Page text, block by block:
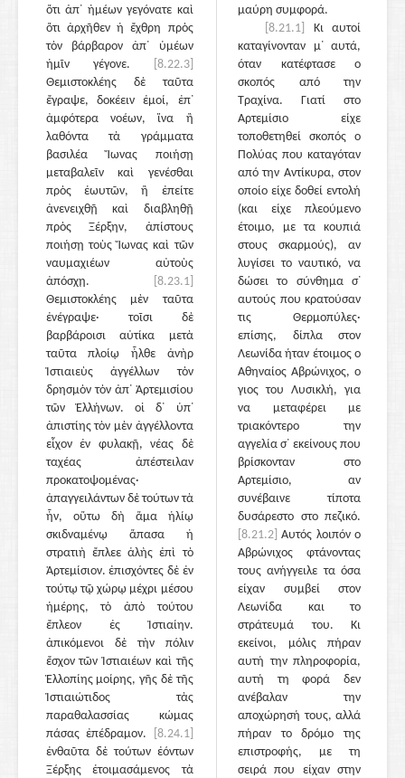
ὅτι ἀπ᾽ ἡμέων γεγόνατε καὶ
ὅτι ἀρχῆθεν ἡ ἔχθρη πρὸς
τὸν βάρβαρον ἀπ᾽ ὑμέων
ἡμῖν γέγονε.
[8.22.3]
Θεμιστοκλέης δὲ ταῦτα
ἔγραψε, δοκέειν ἐμοί, ἐπ᾽
ἀμφότερα νοέων, ἵνα ἢ
λαθόντα τὰ γράμματα
βασιλέα Ἴωνας ποιήσῃ
μεταβαλεῖν καὶ γενέσθαι
πρὸς ἑωυτῶν, ἢ ἐπείτε
ἀνενειχθῇ καὶ διαβληθῇ
πρὸς Ξέρξην, ἀπίστους
ποιήσῃ τοὺς Ἴωνας καὶ τῶν
ναυμαχιέων αὐτοὺς
ἀπόσχῃ.
[8.23.1]
Θεμιστοκλέης μὲν ταῦτα
ἐνέγραψε· τοῖσι δὲ
βαρβάροισι αὐτίκα μετὰ
ταῦτα πλοίῳ ἦλθε ἀνὴρ
Ἱστιαιεὺς ἀγγέλλων τὸν
δρησμὸν τὸν ἀπ᾽ Ἀρτεμισίου
τῶν Ἑλλήνων. οἱ δ᾽ ὑπ᾽
ἀπιστίης τὸν μὲν ἀγγέλλοντα
εἶχον ἐν φυλακῇ, νέας δὲ
ταχέας ἀπέστειλαν
προκατοψομένας·
ἀπαγγειλάντων δὲ τούτων τὰ
ἦν, οὕτω δὴ ἅμα ἡλίῳ
σκιδναμένῳ ἅπασα ἡ
στρατιὴ ἔπλεε ἁλὴς ἐπὶ τὸ
Ἀρτεμίσιον. ἐπισχόντες δὲ ἐν
τούτῳ τῷ χώρῳ μέχρι μέσου
ἡμέρης, τὸ ἀπὸ τούτου
ἔπλεον ἐς Ἱστιαίην.
ἀπικόμενοι δὲ τὴν πόλιν
ἔσχον τῶν Ἱστιαιέων καὶ τῆς
Ἐλλοπίης μοίρης, γῆς δὲ τῆς
Ἱστιαιώτιδος τὰς
παραθαλασσίας κώμας
πάσας ἐπέδραμον.
[8.24.1]
ἐνθαῦτα δὲ τούτων ἐόντων
Ξέρξης ἑτοιμασάμενος τὰ
μαύρη συμφορά.
[8.21.1]
Κι αυτοί
καταγίνονταν μ᾽ αυτά,
όταν κατέφτασε ο
σκοπός από την
Τραχίνα. Γιατί στο
Αρτεμίσιο είχε
τοποθετηθεί σκοπός ο
Πολύας που καταγόταν
από την Αντίκυρα, στον
οποίο είχε δοθεί εντολή
(και είχε πλεούμενο
έτοιμο, με τα κουπιά
στους σκαρμούς), αν
λυγίσει το ναυτικό, να
δώσει το σύνθημα σ᾽
αυτούς που κρατούσαν
τις Θερμοπύλες·
επίσης, δίπλα στον
Λεωνίδα ήταν έτοιμος ο
Αθηναίος Αβρώνιχος, ο
γιος του Λυσικλή, για
να μεταφέρει με
τριακόντερο την
αγγελία σ᾽ εκείνους που
βρίσκονταν στο
Αρτεμίσιο, αν
συνέβαινε τίποτα
δυσάρεστο στο πεζικό.
[8.21.2] Αυτός λοιπόν ο
Αβρώνιχος φτάνοντας
τους ανήγγειλε τα όσα
είχαν συμβεί στον
Λεωνίδα και το
στράτευμά του. Κι
εκείνοι, μόλις πήραν
αυτή την πληροφορία,
αυτή τη φορά δεν
ανέβαλαν την
αποχώρησή τους, αλλά
πήραν το δρόμο της
επιστροφής, με τη
σειρά που είχαν στην